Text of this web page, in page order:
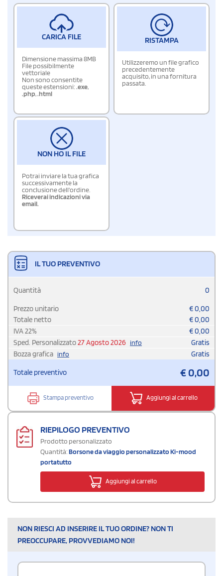
CARICA FILE
Dimensione massima 8MB
File possibilmente
vettoriale
Non sono consentite
queste estensioni:.exe,
.php,.html
RISTAMPA
Utilizzeremo un file grafico
precedentemente
acquisito, in una fornitura
passata.
NON HO IL FILE
Potrai inviare la tua grafica
successivamente la
conclusione dell'ordine.
Riceverai indicazioni via
email.
IL TUO PREVENTIVO
Quantità 0
Prezzo unitario €0,00
Totale netto
€0,00
IVA22% €0,00
Sped. Personalizzato27 Agosto 2026 info
Gratis
Bozza grafica info Gratis
Totale preventivo €0,00
Stampa preventivo Aggiungi al carrello
RIEPILOGO PREVENTIVO
Prodotto personalizzato
Quantità:Borsone da viaggio personalizzato Ki-mood
portatutto
Aggiungi al carrello
NON RIESCI AD INSERIRE IL TUO ORDINE? NON TI
PREOCCUPARE, PROVVEDIAMO NOI!